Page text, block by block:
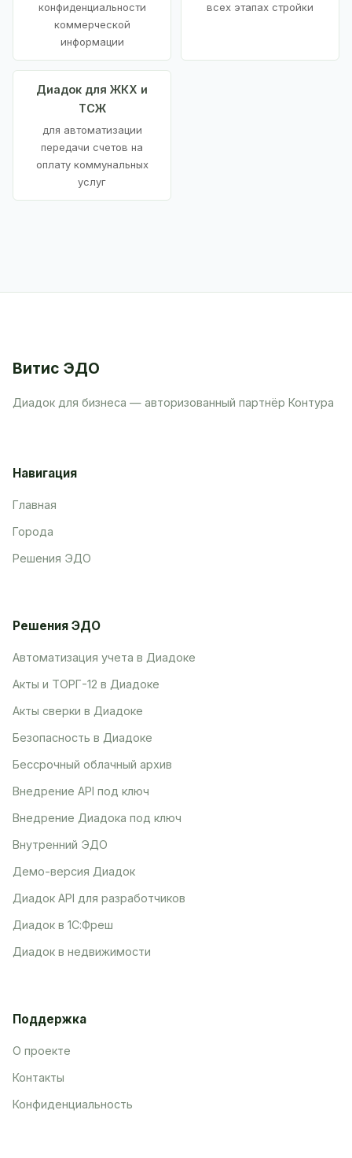
конфиденциальности
коммерческой
информации
всех этапах стройки
Диадок для ЖКХ и
ТСЖ
для автоматизации
передачи счетов на
оплату коммунальных
услуг
Витис ЭДО
Диадок для бизнеса — авторизованный партнёр Контура
Навигация
Главная
Города
Решения ЭДО
Решения ЭДО
Автоматизация учета в Диадоке
Акты и ТОРГ-12 в Диадоке
Акты сверки в Диадоке
Безопасность в Диадоке
Бессрочный облачный архив
Внедрение API под ключ
Внедрение Диадока под ключ
Внутренний ЭДО
Демо-версия Диадок
Диадок API для разработчиков
Диадок в 1С:Фреш
Диадок в недвижимости
Поддержка
О проекте
Контакты
Конфиденциальность